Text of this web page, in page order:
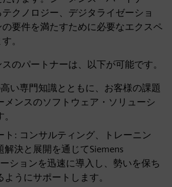
クノロジー、デジタライゼーショ
要件を満たすために必要なエクスペ
。
のパートナーは、以下が可能です。
い専門知識とともに、お客様の課題
メンスのソフトウェア・ソリューシ
ト: コンサルティング、トレーニン
解決と展開を通じてSiemens
ションを迅速に導入し、勢いを保ち
うにサポートします。